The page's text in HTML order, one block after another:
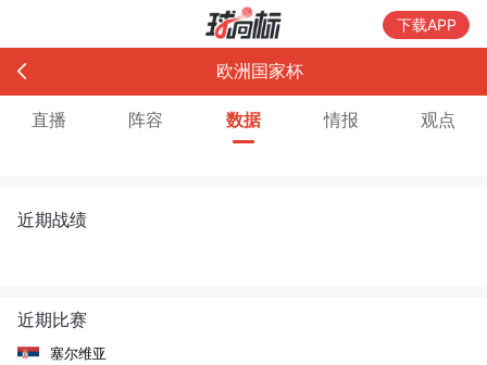
下载APP
欧洲国家杯
直播 阵容 数据 情报 观点
近期战绩
近期比赛
塞尔维亚